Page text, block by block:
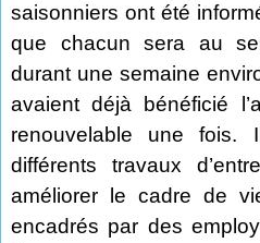
saisonniers ont été
que chacun sera au
durant une semaine
avaient déjà bénéficié
renouvelable une fois.
différents travaux
améliorer le cadre de
encadrés par des